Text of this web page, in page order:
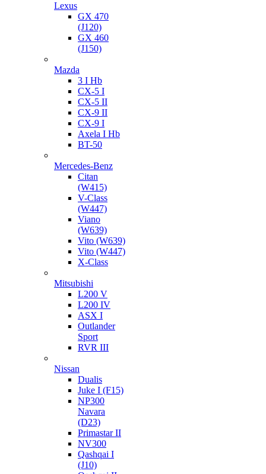
Lexus
GX 470
(J120)
GX 460
(J150)
Mazda
3 I Hb
CX-5 I
CX-5 II
CX-9 II
CX-9 I
Axela I Hb
BT-50
Mercedes-Benz
Citan
(W415)
V-Class
(W447)
Viano
(W639)
Vito (W639)
Vito (W447)
X-Class
Mitsubishi
L200 V
L200 IV
ASX I
Outlander
Sport
RVR III
Nissan
Dualis
Juke I (F15)
NP300
Navara
(D23)
Primastar II
NV300
Qashqai I
(J10)